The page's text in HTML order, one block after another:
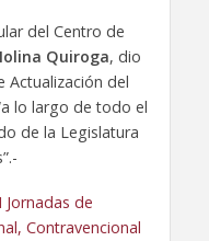
del Centro de
Quiroga, dio
Actualización del
lo largo de todo el
de la Legislatura
Jornadas de
Contravencional